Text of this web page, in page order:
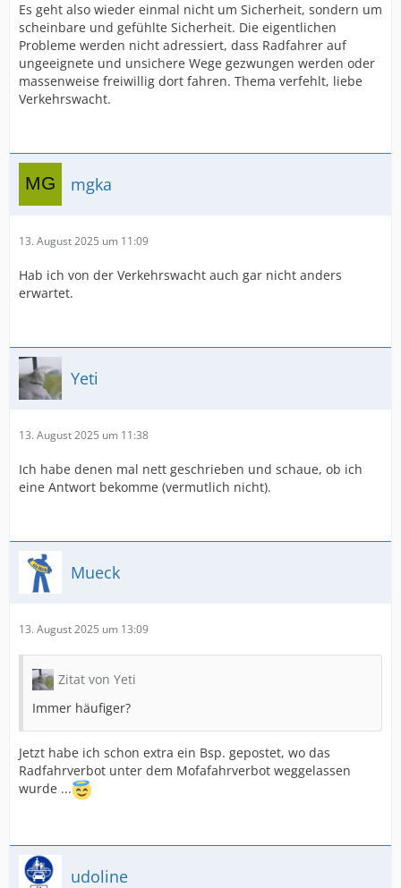
Es geht also wieder einmal nicht um Sicherheit, sondern um
scheinbare und gefühlte Sicherheit. Die eigentlichen
Probleme werden nicht adressiert, dass Radfahrer auf
ungeeignete und unsichere Wege gezwungen werden oder
massenweise freiwillig dort fahren. Thema verfehlt, liebe
Verkehrswacht.
mgka
13. August 2025 um 11:09
Hab ich von der Verkehrswacht auch gar nicht anders
erwartet.
Yeti
13. August 2025 um 11:38
Ich habe denen mal nett geschrieben und schaue, ob ich
eine Antwort bekomme (vermutlich nicht).
Mueck
13. August 2025 um 13:09
Zitat von Yeti
Immer häufiger?
Jetzt habe ich schon extra ein Bsp. gepostet, wo das
Radfahrverbot unter dem Mofafahrverbot weggelassen
wurde ...
udoline